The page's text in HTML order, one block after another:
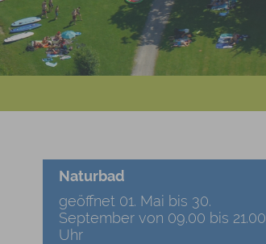
Naturbad
geöffnet 01. Mai bis 30.
September von 09.00 bis 21.00
Uhr